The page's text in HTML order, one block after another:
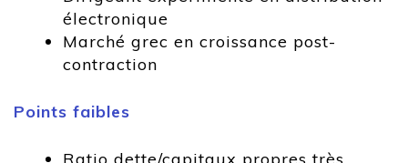
électronique
Marché grec en croissance post-
contraction
Points faibles
Ratio dette/capitaux propres très